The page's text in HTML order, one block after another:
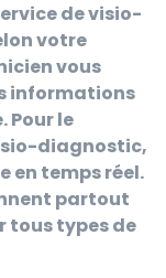
de visio-
votre
vous
informations
Pour le
diagnostic,
en temps réel.
partout
tous types de